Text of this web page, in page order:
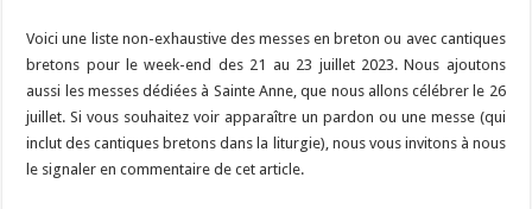
Voici une liste non-exhaustive des messes en breton ou avec cantiques
bretons pour le week-end des 21 au 23 juillet 2023. Nous ajoutons
aussi les messes dédiées à Sainte Anne, que nous allons célébrer le 26
juillet. Si vous souhaitez voir apparaître un pardon ou une messe (qui
inclut des cantiques bretons dans la liturgie), nous vous invitons à nous
le signaler en commentaire de cet article.